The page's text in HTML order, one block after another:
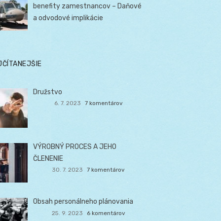
benefity zamestnancov – Daňové
a odvodové implikácie
Družstvo
6. 7. 2023 7 komentárov
VÝROBNÝ PROCES A JEHO
ČLENENIE
30. 7. 2023 7 komentárov
Obsah personálneho plánovania
25. 9. 2023 6 komentárov